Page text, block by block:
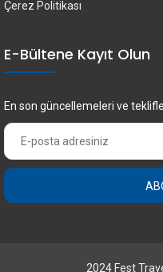
Çerez Politikası
E-Bültene Kayıt Olun
En son güncellemeleri ve
2024 Fest